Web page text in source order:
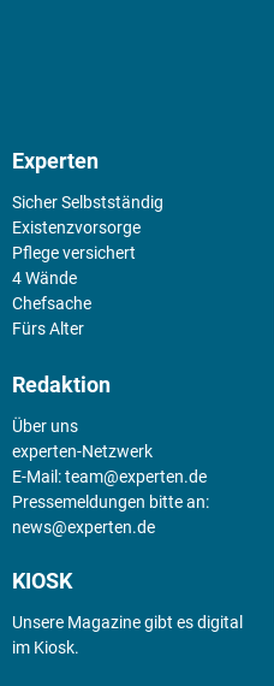
Experten
Sicher Selbstständig
Existenz­vorsorge
Pflege versichert
4 Wände
Chefsache
Fürs Alter
Redaktion
Über uns
experten-Netzwerk
E-Mail:team@experten.de
Pressemeldungen bitte an:
news@experten.de
KIOSK
Unsere Magazine gibt es digital
im Kiosk.